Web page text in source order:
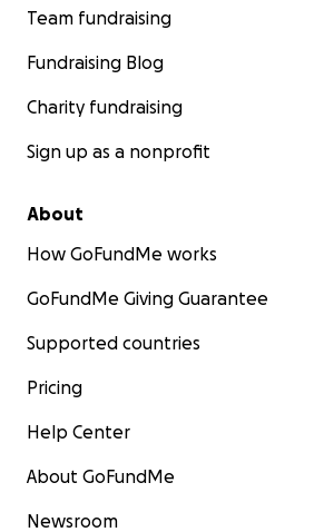
Team fundraising
Fundraising Blog
Charity fundraising
Sign up as a nonprofit
About
How GoFundMe works
GoFundMe Giving Guarantee
Supported countries
Pricing
Help Center
About GoFundMe
Newsroom